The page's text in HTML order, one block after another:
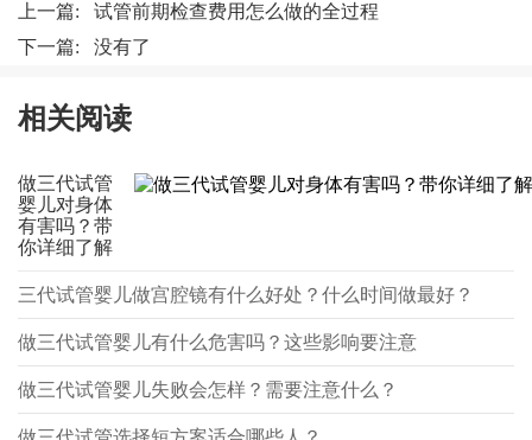
上一篇: 试管前期检查费用怎么做的全过程
下一篇: 没有了
相关阅读
做三代试管
婴儿对身体
有害吗？带
你详细了解
三代试管婴儿做宫腔镜有什么好处？什么时间做最好？
做三代试管婴儿有什么危害吗？这些影响要注意
做三代试管婴儿失败会怎样？需要注意什么？